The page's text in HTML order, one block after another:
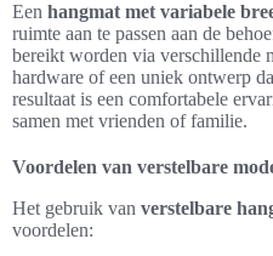
Een hangmat met variabele
ruimte aan te passen aan de
bereikt worden via verschillende
hardware of een uniek ontwerp
resultaat is een comfortabele
samen met vrienden of familie.
Voordelen van verstelbare
Het gebruik van verstelbare
voordelen: